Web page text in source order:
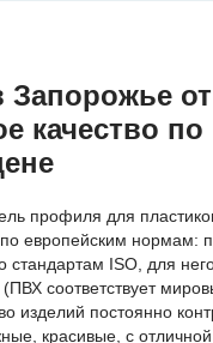
Запорожье
качество по
профиля для
европейским нормам:
ISO, для
соответствует
изделий постоянно
красивые, с отличной